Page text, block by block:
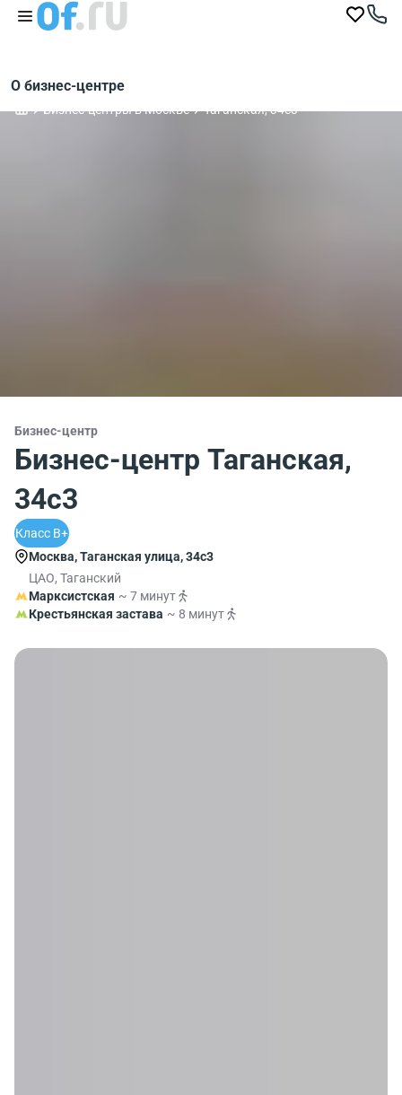
О бизнес-центре
Бизнес-центры в Москве Таганская, 34с3
Бизнес-центр
Бизнес-центр Таганская,
34с3
Класс B+
Москва, Таганская улица, 34с3
ЦАО, Таганский
Марксистская ~ 7 минут
Крестьянская застава ~ 8 минут